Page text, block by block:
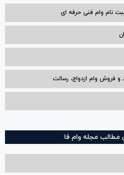
فروش وام ازدواج، رسالت
مطالب مجله وام فا